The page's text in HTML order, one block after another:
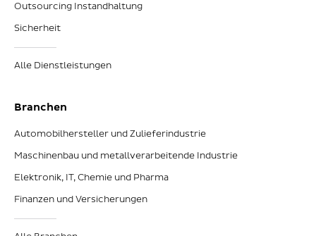
Outsourcing Instandhaltung
Sicherheit
Alle Dienstleistungen
Branchen
Automobilhersteller und Zulieferindustrie
Maschinenbau und metallverarbeitende Industrie
Elektronik, IT, Chemie und Pharma
Finanzen und Versicherungen